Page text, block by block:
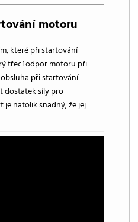
motoru
které při startování
třecí odpor motoru při
při startování
dostatek síly pro
je natolik snadný, že jej